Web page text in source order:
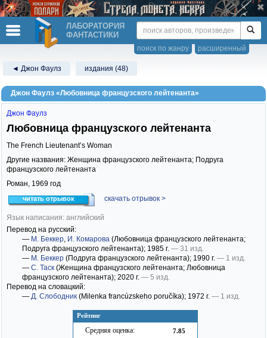
ЛАБОРАТОРИЯ
ФАНТАСТИКИ
расширенный
поиск по жанру
◄ Джон Фаулз издания (48)
Джон Фаулз «Любовница французского лейтенанта»
Рейтинг
Средняя оценка: 7.85
Джон Фаулз
Любовница французского лейтенанта
The French Lieutenant’s Woman
Другие названия: Женщина французского лейтенанта; Подруга
французского лейтенанта
Роман, 1969 год
читать отрывок скачать отрывок >
Язык написания: английский
Перевод на русский:
— М. Беккер, И. Комарова (Любовница французского лейтенанта;
Подруга французского лейтенанта); 1985 г. — 31 изд.
— М. Беккер (Подруга французского лейтенанта); 1990 г. — 1 изд.
— С. Таск (Женщина французского лейтенанта; Любовница
французского лейтенанта); 2020 г. — 5 изд.
Перевод на словацкий:
— Д. Слободник (Milenka francúzskeho poručíka); 1972 г. — 1 изд.